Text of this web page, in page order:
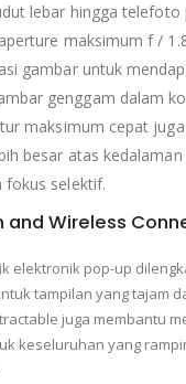
lebar hingga telefoto
maksimum f /
gambar untuk
genggam dalam
maksimum cepat
besar atas
fokus selektif.
and Wireless
elektronik pop-up
tampilan yang tajam
juga membantu
keseluruhan yang